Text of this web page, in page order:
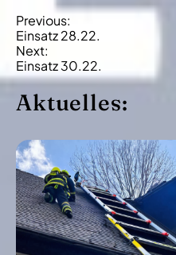
B
e
i
t
r
g
s
-
N
Previous:
Einsatz 28.22.
Next:
Einsatz 30.22.
Aktuelles: